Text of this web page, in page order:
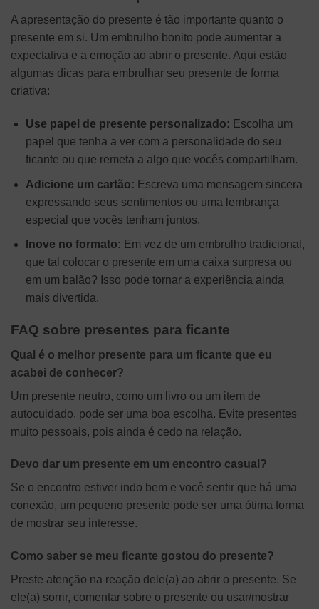
A apresentação do presente é tão importante quanto o
presente em si. Um embrulho bonito pode aumentar a
expectativa e a emoção ao abrir o presente. Aqui estão
algumas dicas para embrulhar seu presente de forma
criativa:
Use papel de presente personalizado: Escolha um
papel que tenha a ver com a personalidade do seu
ficante ou que remeta a algo que vocês compartilham.
Adicione um cartão: Escreva uma mensagem sincera
expressando seus sentimentos ou uma lembrança
especial que vocês tenham juntos.
Inove no formato: Em vez de um embrulho tradicional,
que tal colocar o presente em uma caixa surpresa ou
em um balão? Isso pode tornar a experiência ainda
mais divertida.
FAQ sobre presentes para ficante
Qual é o melhor presente para um ficante que eu
acabei de conhecer?
Um presente neutro, como um livro ou um item de
autocuidado, pode ser uma boa escolha. Evite presentes
muito pessoais, pois ainda é cedo na relação.
Devo dar um presente em um encontro casual?
Se o encontro estiver indo bem e você sentir que há uma
conexão, um pequeno presente pode ser uma ótima forma
de mostrar seu interesse.
Como saber se meu ficante gostou do presente?
Preste atenção na reação dele(a) ao abrir o presente. Se
ele(a) sorrir, comentar sobre o presente ou usar/mostrar